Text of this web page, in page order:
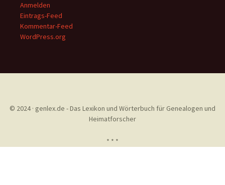
Anmelden
Eintrags-Feed
Kommentar-Feed
WordPress.org
© 2024 · genlex.de - Das Lexikon und Wörterbuch für Genealogen und
Heimatforscher
* * *